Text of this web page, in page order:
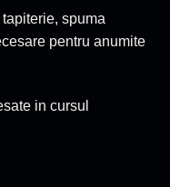
spuma
pentru anumite
in cursul